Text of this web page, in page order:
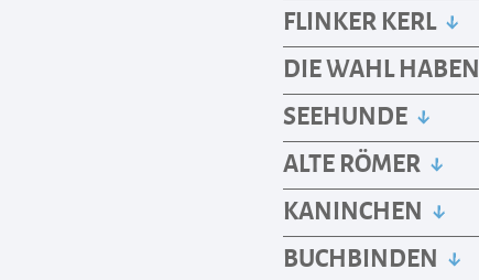
FLINKER KERL
DIE WAHL HABEN
SEEHUNDE
ALTE RÖMER
KANINCHEN
BUCHBINDEN